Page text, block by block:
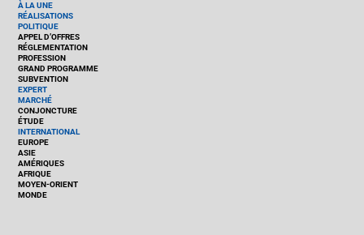
À LA UNE
RÉALISATIONS
POLITIQUE
APPEL D’OFFRES
RÉGLEMENTATION
PROFESSION
GRAND PROGRAMME
SUBVENTION
EXPERT
MARCHÉ
CONJONCTURE
ÉTUDE
INTERNATIONAL
EUROPE
ASIE
AMÉRIQUES
AFRIQUE
MOYEN-ORIENT
MONDE